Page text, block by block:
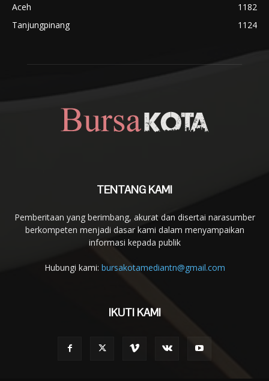
Aceh
1182
Tanjungpinang
1124
TENTANG KAMI
Pemberitaan yang berimbang, akurat dan disertai narasumber
berkompeten menjadi dasar kami dalam menyampaikan
informasi kepada publik
Hubungi kami: bursakotamediantn@gmail.com
IKUTI KAMI